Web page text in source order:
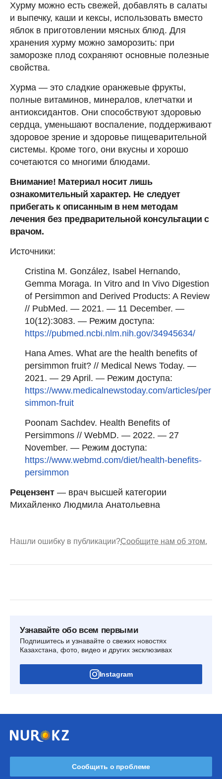
Хурму можно есть свежей, добавлять в салаты
и выпечку, каши и кексы, использовать вместо
яблок в приготовлении мясных блюд. Для
хранения хурму можно заморозить: при
заморозке плод сохраняют основные полезные
свойства.
Хурма — это сладкие оранжевые фрукты,
полные витаминов, минералов, клетчатки и
антиоксидантов. Они способствуют здоровью
сердца, уменьшают воспаление, поддерживают
здоровое зрение и здоровье пищеварительной
системы. Кроме того, они вкусны и хорошо
сочетаются со многими блюдами.
Внимание! Материал носит лишь
ознакомительный характер. Не следует
прибегать к описанным в нем методам
лечения без предварительной консультации с
врачом.
Источники:
Cristina M. González, Isabel Hernando,
Gemma Moraga. In Vitro and In Vivo Digestion
of Persimmon and Derived Products: A Review
// PubMed. — 2021. — 11 December. —
10(12):3083. — Режим доступа:
https://pubmed.ncbi.nlm.nih.gov/34945634/
Hana Ames. What are the health benefits of
persimmon fruit? // Medical News Today. —
2021. — 29 April. — Режим доступа:
https://www.medicalnewstoday.com/articles/per
simmon-fruit
Poonam Sachdev. Health Benefits of
Persimmons // WebMD. — 2022. — 27
November. — Режим доступа:
https://www.webmd.com/diet/health-benefits-
persimmon
Рецензент— врач высшей категории
Михайленко Людмила Анатольевна
Нашли ошибку в публикации?Сообщите нам об этом.
Узнавайте обо всем первыми
Подпишитесь и узнавайте о свежих новостях
Казахстана, фото, видео и других эксклюзивах
Instagram
Сообщить о проблеме